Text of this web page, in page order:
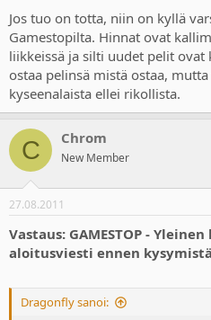
Jos tuo on totta, niin on kyllä
Gamestopilta. Hinnat ovat
liikkeissä ja silti uudet pelit ovat
ostaa pelinsä mistä ostaa,
kyseenalaista ellei rikollista.
C Chrom
New Member
27.08.2011
Vastaus: GAMESTOP -
aloitusviesti ennen
Dragonfly sanoi: